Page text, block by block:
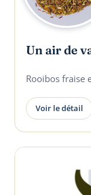
Un air de
Rooibos fraise
Voir le détail